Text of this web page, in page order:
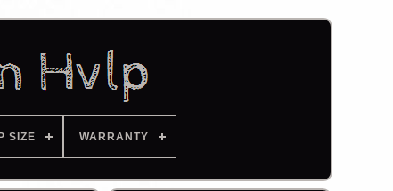
SIZE WARRANTY